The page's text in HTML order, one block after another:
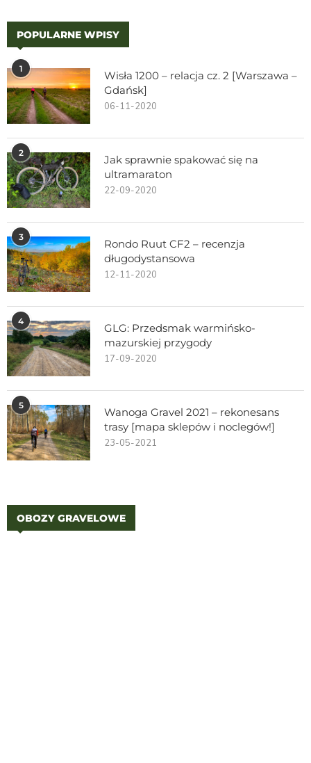
POPULARNE WPISY
1
Wisła 1200 – relacja cz. 2 [Warszawa –
Gdańsk]
06-11-2020
2
Jak sprawnie spakować się na
ultramaraton
22-09-2020
3
Rondo Ruut CF2 – recenzja
długodystansowa
12-11-2020
4
GLG: Przedsmak warmińsko-
mazurskiej przygody
17-09-2020
5
Wanoga Gravel 2021 – rekonesans
trasy [mapa sklepów i noclegów!]
23-05-2021
OBOZY GRAVELOWE